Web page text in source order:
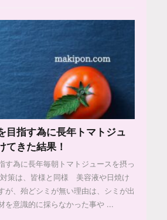
目指す為に長年トマトジュ
てきた結果！
す為に長年毎朝トマトジュースを摂っ
策は、皆様と同様 美容液や日焼け
が、殆どシミが無い理由は、シミが出
を意識的に採らなかった事や ...